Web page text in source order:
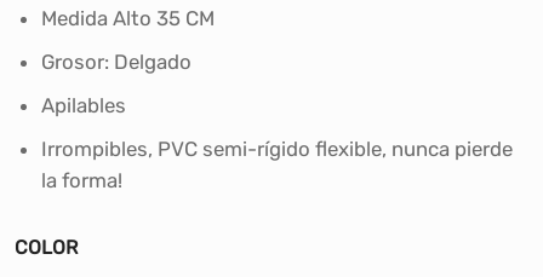
Medida Alto 35 CM
Grosor: Delgado
Apilables
Irrompibles, PVC semi-rígido flexible, nunca pierde
la forma!
COLOR